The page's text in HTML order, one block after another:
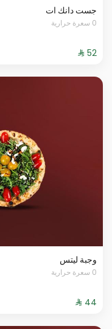
جست دانك ات
0 سعرة حرارية
وجبة ليتس
0 سعرة حرارية